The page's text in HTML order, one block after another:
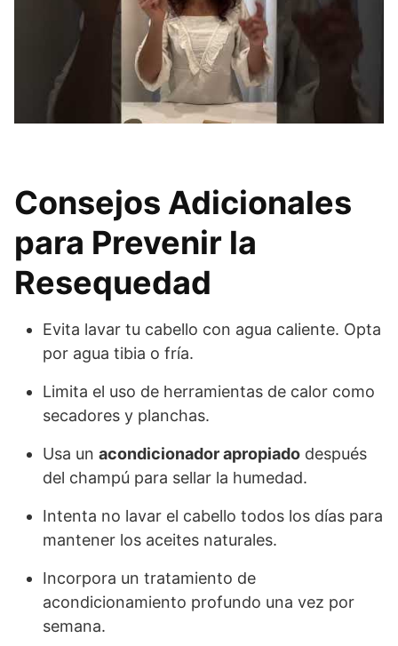
Consejos Adicionales
para Prevenir la
Resequedad
Evita lavar tu cabello con agua caliente. Opta
por agua tibia o fría.
Limita el uso de herramientas de calor como
secadores y planchas.
Usa un acondicionador apropiado después
del champú para sellar la humedad.
Intenta no lavar el cabello todos los días para
mantener los aceites naturales.
Incorpora un tratamiento de
acondicionamiento profundo una vez por
semana.